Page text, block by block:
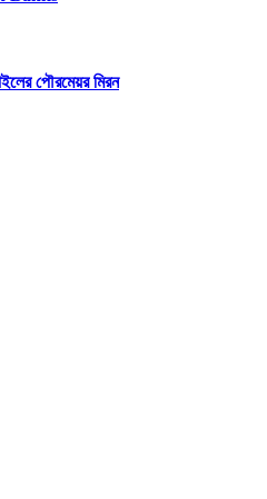
পৌরমেয়র মিরন